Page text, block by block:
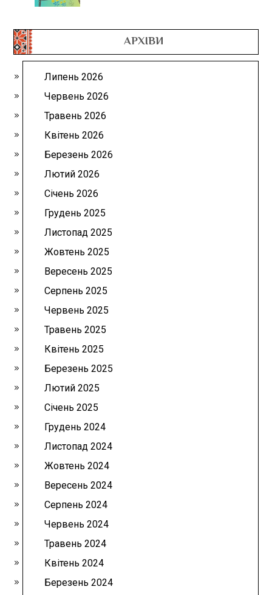
АРХІВИ
Липень 2026
Червень 2026
Травень 2026
Квітень 2026
Березень 2026
Лютий 2026
Січень 2026
Грудень 2025
Листопад 2025
Жовтень 2025
Вересень 2025
Серпень 2025
Червень 2025
Травень 2025
Квітень 2025
Березень 2025
Лютий 2025
Січень 2025
Грудень 2024
Листопад 2024
Жовтень 2024
Вересень 2024
Серпень 2024
Червень 2024
Травень 2024
Квітень 2024
Березень 2024